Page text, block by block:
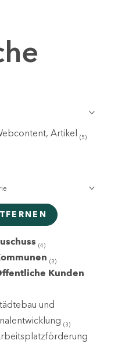
Artikel (5)
(4)
(3)
Kunden
und
(3)